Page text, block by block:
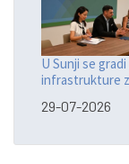
U Sunji se
infrastrukture
29-07-2026